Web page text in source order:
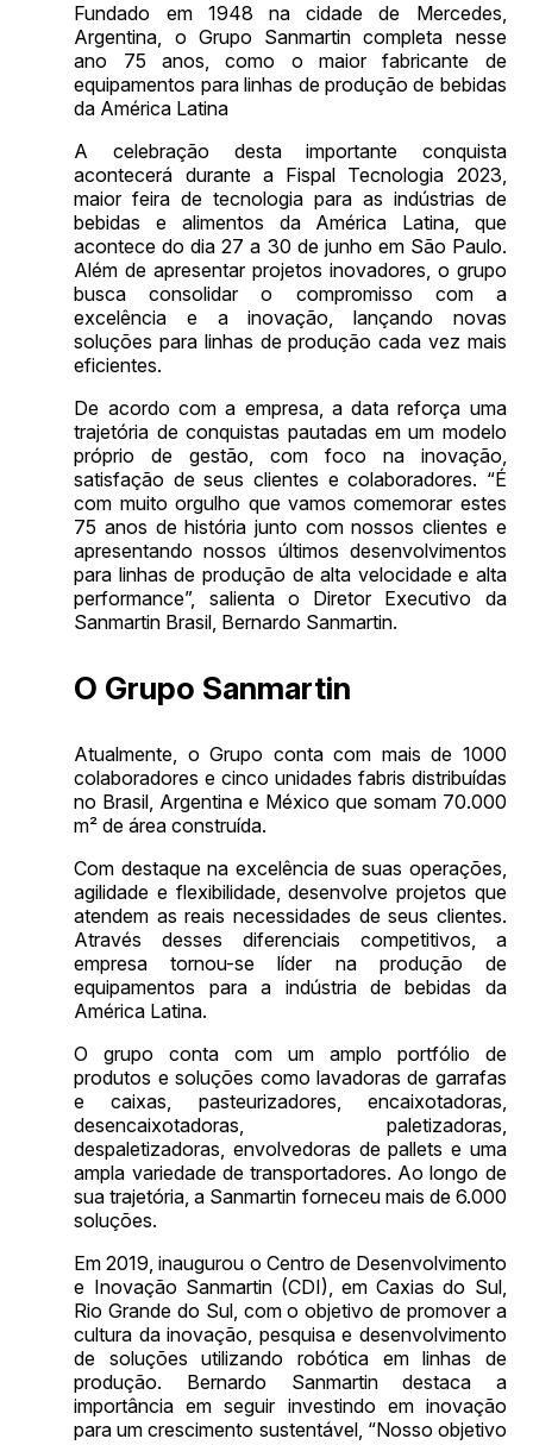
Fundado em 1948 na cidade de Mercedes,
Argentina, o Grupo Sanmartin completa nesse
ano 75 anos, como o maior fabricante de
equipamentos para linhas de produção de bebidas
da América Latina
A celebração desta importante conquista
acontecerá durante a Fispal Tecnologia 2023,
maior feira de tecnologia para as indústrias de
bebidas e alimentos da América Latina, que
acontece do dia 27 a 30 de junho em São Paulo.
Além de apresentar projetos inovadores, o grupo
busca consolidar o compromisso com a
excelência e a inovação, lançando novas
soluções para linhas de produção cada vez mais
eficientes.
De acordo com a empresa, a data reforça uma
trajetória de conquistas pautadas em um modelo
próprio de gestão, com foco na inovação,
satisfação de seus clientes e colaboradores. “É
com muito orgulho que vamos comemorar estes
75 anos de história junto com nossos clientes e
apresentando nossos últimos desenvolvimentos
para linhas de produção de alta velocidade e alta
performance”, salienta o Diretor Executivo da
Sanmartin Brasil, Bernardo Sanmartin.
O Grupo Sanmartin
Atualmente, o Grupo conta com mais de 1000
colaboradores e cinco unidades fabris distribuídas
no Brasil, Argentina e México que somam 70.000
m² de área construída.
Com destaque na excelência de suas operações,
agilidade e flexibilidade, desenvolve projetos que
atendem as reais necessidades de seus clientes.
Através desses diferenciais competitivos, a
empresa tornou-se líder na produção de
equipamentos para a indústria de bebidas da
América Latina.
O grupo conta com um amplo portfólio de
produtos e soluções como lavadoras de garrafas
e caixas, pasteurizadores, encaixotadoras,
desencaixotadoras, paletizadoras,
despaletizadoras, envolvedoras de pallets e uma
ampla variedade de transportadores. Ao longo de
sua trajetória, a Sanmartin forneceu mais de 6.000
soluções.
Em 2019, inaugurou o Centro de Desenvolvimento
e Inovação Sanmartin (CDI), em Caxias do Sul,
Rio Grande do Sul, com o objetivo de promover a
cultura da inovação, pesquisa e desenvolvimento
de soluções utilizando robótica em linhas de
produção. Bernardo Sanmartin destaca a
importância em seguir investindo em inovação
para um crescimento sustentável, “Nosso objetivo